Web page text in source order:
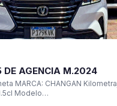
DE AGENCIA M.2024
MARCA: CHANGAN
Modelo…